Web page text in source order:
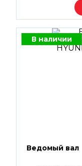
В наличии
Ведомый вал